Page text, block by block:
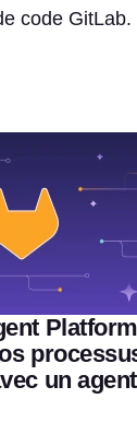
code GitLab.
un agent